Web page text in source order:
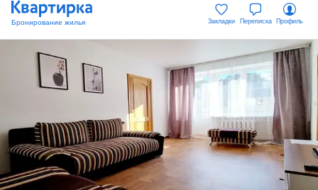
Закладки Переписка Профиль